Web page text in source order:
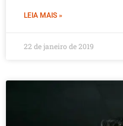
LEIA MAIS »
22 de janeiro de 2019